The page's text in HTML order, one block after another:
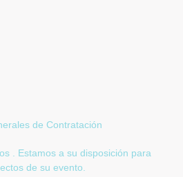
de Contratación
. Estamos a su disposición para
de su evento.